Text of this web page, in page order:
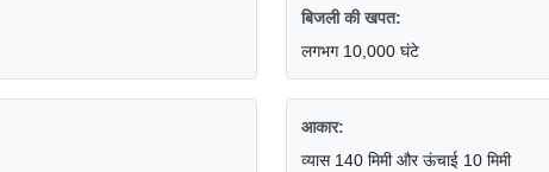
बिजली की खपत:
लगभग 10,000 घंटे
आकार:
व्यास 140 मिमी और ऊंचाई 10 मिमी